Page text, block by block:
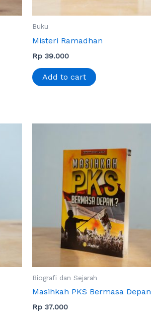
Buku
Misteri Ramadhan
Rp 39.000
Add to cart
Biografi dan Sejarah
Masihkah PKS Bermasa Depan
Rp 37.000